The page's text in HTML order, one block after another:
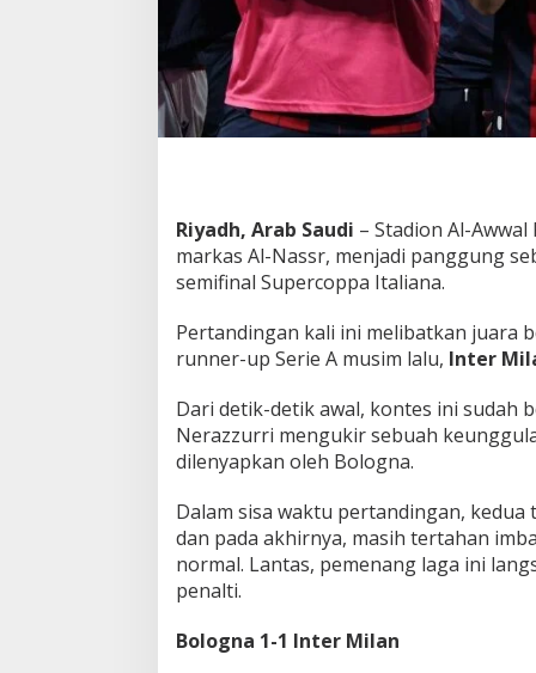
m
a
t
i
I
,
B
o
g
n
K
u
n
c
T
k
e
e
Riyadh, Arab Saudi – Stadion Al-
markas Al-Nassr, menjadi panggung
semifinal Supercoppa Italiana.
Pertandingan kali ini melibatkan juara
runner-up Serie A musim lalu, Inter
Dari detik-detik awal, kontes ini sudah
Nerazzurri mengukir sebuah
dilenyapkan oleh Bologna.
Dalam sisa waktu pertandingan,
dan pada akhirnya, masih tertahan
normal. Lantas, pemenang laga ini
penalti.
Bologna 1-1 Inter Milan